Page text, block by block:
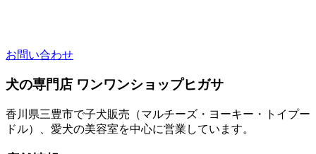
お問い合わせ
犬の専門店 ワンワンショップヒガサ
香川県三豊市で子犬販売（マルチーズ・ヨーキー・トイプー
ドル）、愛犬の美容室を中心に営業しています。